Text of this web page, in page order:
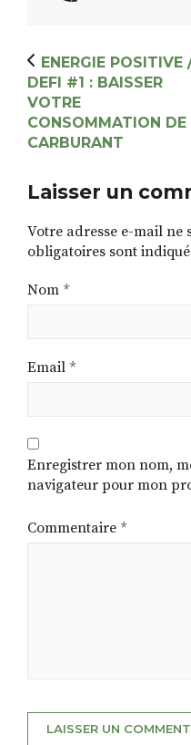
ENERGIE POSITIVE
DEFI #1 : BAISSER
VOTRE
CONSOMMATION DE
CARBURANT
Laisser un
Votre adresse e-mail ne
obligatoires sont
Nom *
Email *
Enregistrer mon nom,
navigateur pour mon
Commentaire *